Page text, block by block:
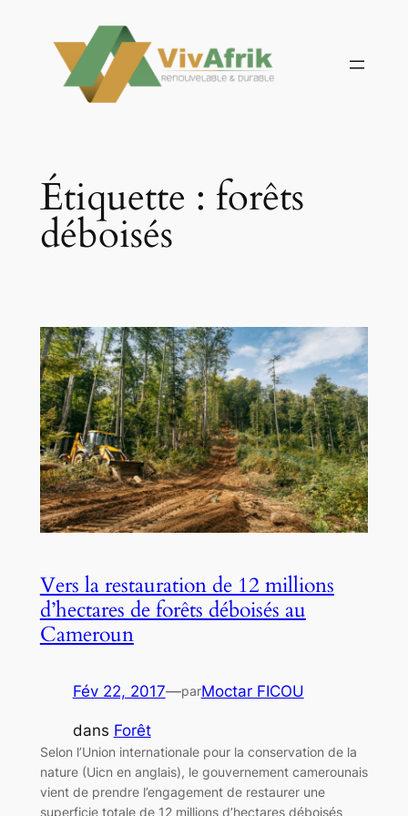
contenu
Étiquette : forêts
déboisés
Vers la restauration de 12 millions
d’hectares de forêts déboisés au
Cameroun
Fév 22, 2017—parMoctar FICOU
dans Forêt
Selon l’Union internationale pour la conservation de la
nature (Uicn en anglais), le gouvernement camerounais
vient de prendre l’engagement de restaurer une
superficie totale de 12 millions d’hectares déboisés